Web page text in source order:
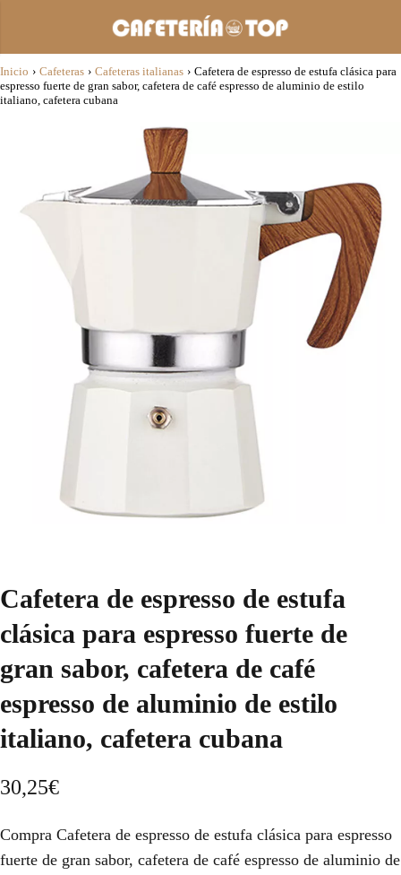
Inicio › Cafeteras › Cafeteras italianas › Cafetera de espresso de estufa clásica para
espresso fuerte de gran sabor, cafetera de café espresso de aluminio de estilo
italiano, cafetera cubana
Cafetera de espresso de estufa
clásica para espresso fuerte de
gran sabor, cafetera de café
espresso de aluminio de estilo
italiano, cafetera cubana
30,25€
Compra Cafetera de espresso de estufa clásica para espresso
fuerte de gran sabor, cafetera de café espresso de aluminio de